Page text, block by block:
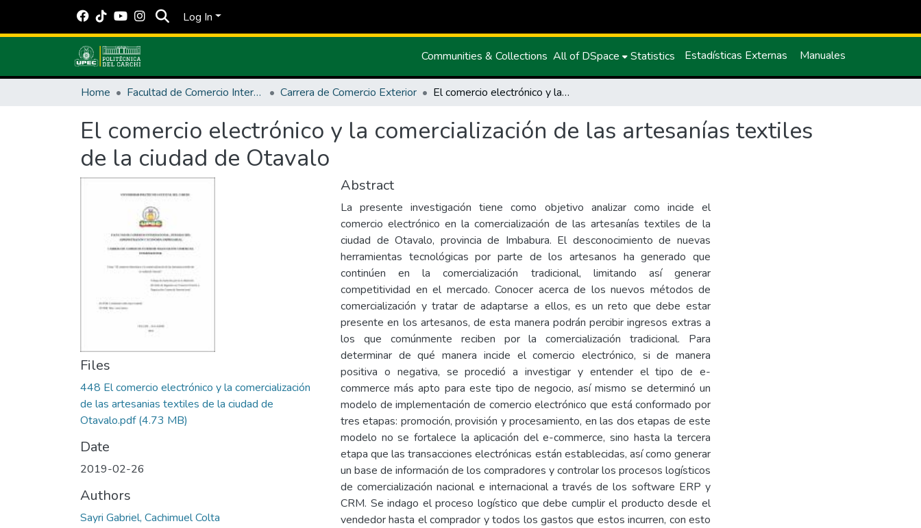
Log In
Communities & Collections All of DSpace Statistics Estadísticas Externas Manuales
Home Facultad de Comercio Internacional, Integración, Administración y Economía Empresarial Carrera de Comercio Exterior El comercio electrónico y la comercialización de las artesanías textiles de la ciudad de Otavalo
El comercio electrónico y la comercialización de las artesanías textiles
de la ciudad de Otavalo
Files
448 El comercio electrónico y la comercialización
de las artesanias textiles de la ciudad de
Otavalo.pdf(4.73 MB)
Date
2019-02-26
Authors
Sayri Gabriel, Cachimuel Colta
Abstract
La presente investigación tiene como objetivo analizar como incide el
comercio electrónico en la comercialización de las artesanías textiles de la
ciudad de Otavalo, provincia de Imbabura. El desconocimiento de nuevas
herramientas tecnológicas por parte de los artesanos ha generado que
continúen en la comercialización tradicional, limitando así generar
competitividad en el mercado. Conocer acerca de los nuevos métodos de
comercialización y tratar de adaptarse a ellos, es un reto que debe estar
presente en los artesanos, de esta manera podrán percibir ingresos extras a
los que comúnmente reciben por la comercialización tradicional. Para
determinar de qué manera incide el comercio electrónico, si de manera
positiva o negativa, se procedió a investigar y entender el tipo de e-
commerce más apto para este tipo de negocio, así mismo se determinó un
modelo de implementación de comercio electrónico que está conformado por
tres etapas: promoción, provisión y procesamiento, en las dos etapas de este
modelo no se fortalece la aplicación del e-commerce, sino hasta la tercera
etapa que las transacciones electrónicas están establecidas, así como generar
un base de información de los compradores y controlar los procesos logísticos
de comercialización nacional e internacional a través de los software ERP y
CRM. Se indago el proceso logístico que debe cumplir el producto desde el
vendedor hasta el comprador y todos los gastos que estos incurren, con esto